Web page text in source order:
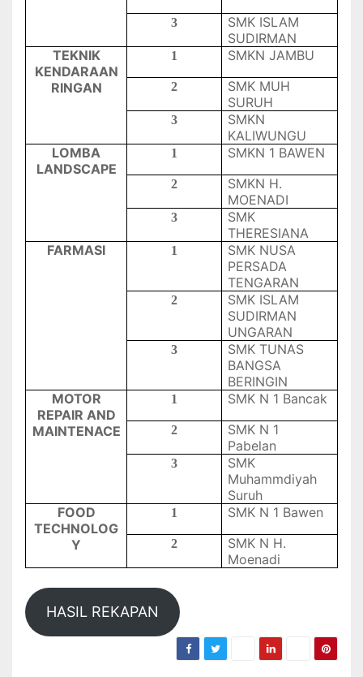
3
SMK ISLAM
SUDIRMAN
TEKNIK
KENDARAAN
RINGAN
1 SMKN JAMBU
2
SMK MUH
SURUH
3
SMKN
KALIWUNGU
LOMBA
LANDSCAPE
1 SMKN 1 BAWEN
2
SMKN H.
MOENADI
3
SMK
THERESIANA
FARMASI
1
SMK NUSA
PERSADA
TENGARAN
2
SMK ISLAM
SUDIRMAN
UNGARAN
3
SMK TUNAS
BANGSA
BERINGIN
MOTOR
REPAIR AND
MAINTENACE
1 SMK N 1 Bancak
2
SMK N 1
Pabelan
3
SMK
Muhammdiyah
Suruh
FOOD
TECHNOLOG
Y
1 SMK N 1 Bawen
2
SMK N H.
Moenadi
HASIL REKAPAN